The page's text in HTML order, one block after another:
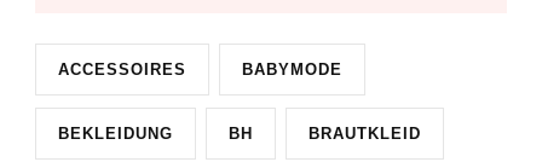
ACCESSOIRES BABYMODE
BEKLEIDUNG BH BRAUTKLEID